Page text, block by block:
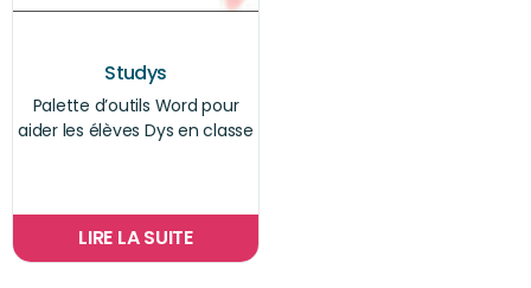
Studys
Palette d’outils Word pour
aider les élèves Dys en classe
LIRE LA SUITE